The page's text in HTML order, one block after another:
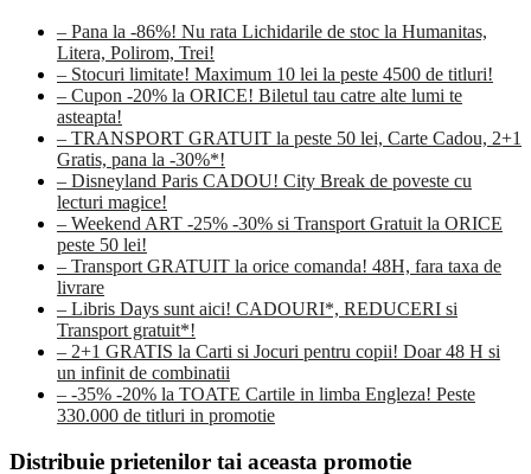
– Pana la -86%! Nu rata Lichidarile de stoc la Humanitas,
Litera, Polirom, Trei!
– Stocuri limitate! Maximum 10 lei la peste 4500 de titluri!
– Cupon -20% la ORICE! Biletul tau catre alte lumi te
asteapta!
– TRANSPORT GRATUIT la peste 50 lei, Carte Cadou, 2+1
Gratis, pana la -30%*!
– Disneyland Paris CADOU! City Break de poveste cu
lecturi magice!
– Weekend ART -25% -30% si Transport Gratuit la ORICE
peste 50 lei!
– Transport GRATUIT la orice comanda! 48H, fara taxa de
livrare
– Libris Days sunt aici! CADOURI*, REDUCERI si
Transport gratuit*!
– 2+1 GRATIS la Carti si Jocuri pentru copii! Doar 48 H si
un infinit de combinatii
– -35% -20% la TOATE Cartile in limba Engleza! Peste
330.000 de titluri in promotie
Distribuie prietenilor tai aceasta promotie